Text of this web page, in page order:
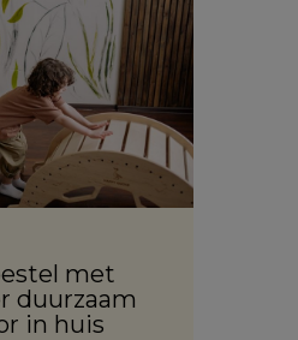
met
duurzaam
in huis